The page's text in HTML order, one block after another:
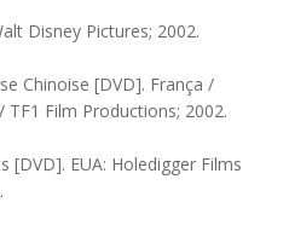
Disney Pictures; 2002.
Chinoise [DVD]. França /
TF1 Film Productions; 2002.
[DVD]. EUA: Holedigger Films